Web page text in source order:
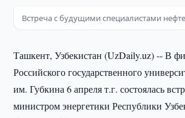
Встреча с будущими специалистами
Ташкент, Узбекистан (UzDaily.uz) -- В
Российского государственного
им. Губкина 6 апреля т.г. состоялась
министром энергетики Республики